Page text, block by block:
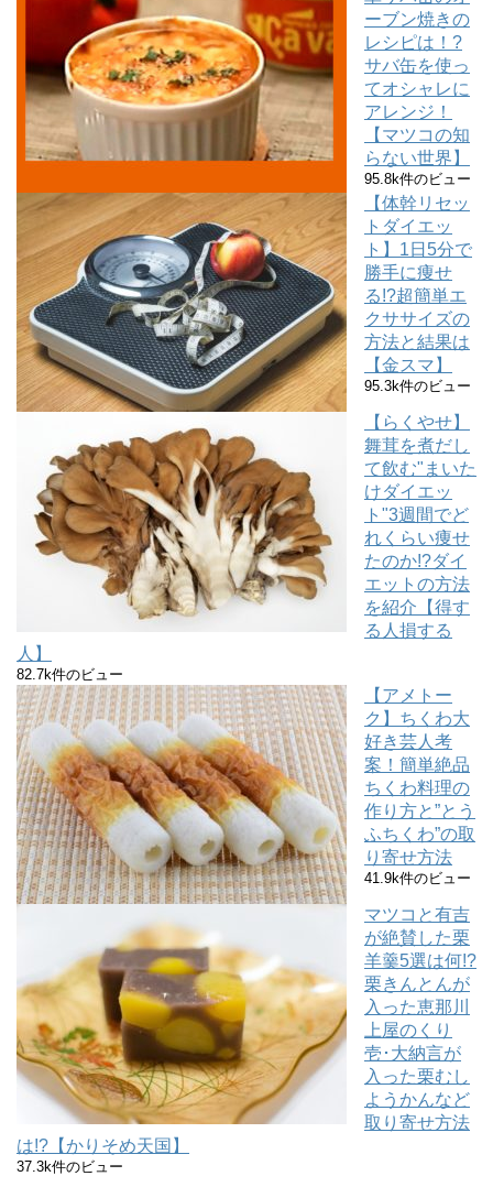
ーブン焼きの
レシピは！?
サバ缶を使っ
てオシャレに
アレンジ！
【マツコの知
らない世界】
95.8k件のビュー
【体幹リセッ
トダイエッ
ト】1日5分で
勝手に痩せ
る!?超簡単エ
クササイズの
方法と結果は
【金スマ】
95.3k件のビュー
【らくやせ】
舞茸を煮だし
て飲む"まいた
けダイエッ
ト"3週間でど
れくらい痩せ
たのか!?ダイ
エットの方法
を紹介【得す
る人損する
人】
82.7k件のビュー
【アメトー
ク】ちくわ大
好き芸人考
案！簡単絶品
ちくわ料理の
作り方と”とう
ふちくわ”の取
り寄せ方法
41.9k件のビュー
マツコと有吉
が絶賛した栗
羊羹5選は何!?
栗きんとんが
入った恵那川
上屋のくり
壱･大納言が
入った栗むし
ようかんなど
取り寄せ方法
は!?【かりそめ天国】
37.3k件のビュー